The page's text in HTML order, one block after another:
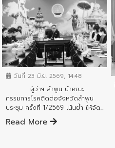
ข่าวสารจังหวัด
วันที่ 23 มิ.ย. 2569, 14:48
ผู้ว่าฯ ลำพูน นำคณะ
กรรมการโรคติดต่อจังหวัดลำพูน
ประชุม ครั้งที่ 1/2569 เน้นย้ำ ให้จัด...
Read More